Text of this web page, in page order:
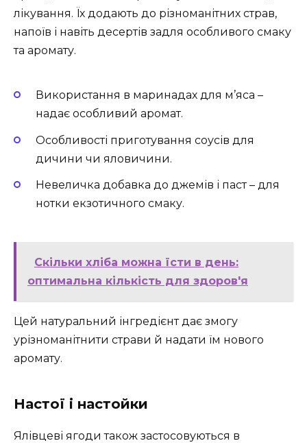
лікування. Їх додають до різноманітних страв,
напоїв і навіть десертів задля особливого смаку
та аромату.
Використання в маринадах для м’яса –
надає особливий аромат.
Особливості приготування соусів для
дичини чи яловичини.
Невеличка добавка до джемів і паст – для
нотки екзотичного смаку.
Скільки хліба можна їсти в день:
оптимальна кількість для здоров'я
Цей натуральний інгредієнт дає змогу
урізноманітнити страви й надати їм нового
аромату.
Настої і настойки
Ялівцеві ягоди також застосовуються в